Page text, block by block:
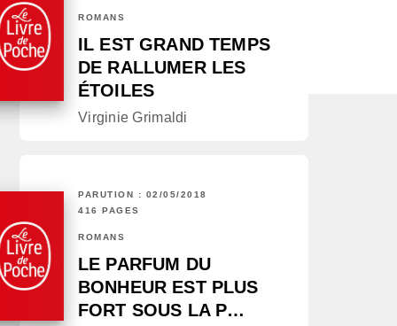
ROMANS
IL EST GRAND TEMPS
DE RALLUMER LES
ÉTOILES
Virginie Grimaldi
PARUTION : 02/05/2018
416 PAGES
ROMANS
LE PARFUM DU
BONHEUR EST PLUS
FORT SOUS LA P…